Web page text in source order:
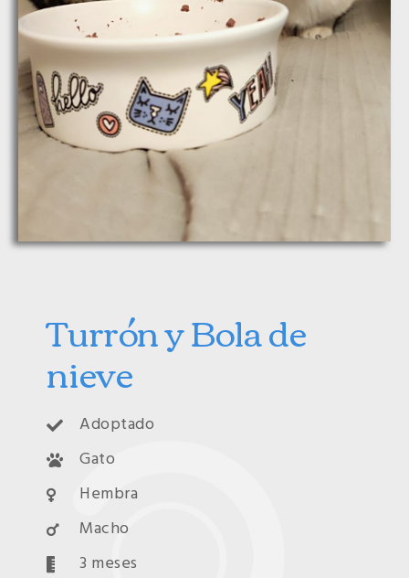
Turrón y Bola de
nieve
Adoptado
Gato
Hembra
Macho
3 meses